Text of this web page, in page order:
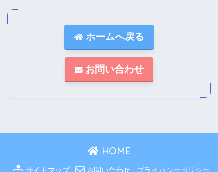
ホームへ戻る
お問い合わせ
HOME
サイトマップ お問い合わせ プライバシーポリシー